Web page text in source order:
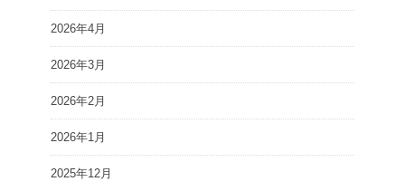
2026年4月
2026年3月
2026年2月
2026年1月
2025年12月